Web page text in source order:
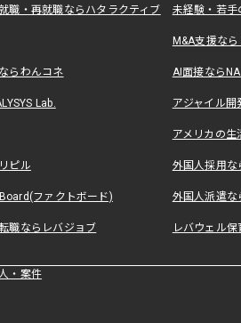
職・再就職ならハタラクティブ 未経験・若手
M&A支援な
らわんコネ AI面接なら
Lab. アジャイル
アメリカの
ピル 外国人採用
ファクトボード) 外国人派遣な
職ならレバジョブ レバウェル
・案件